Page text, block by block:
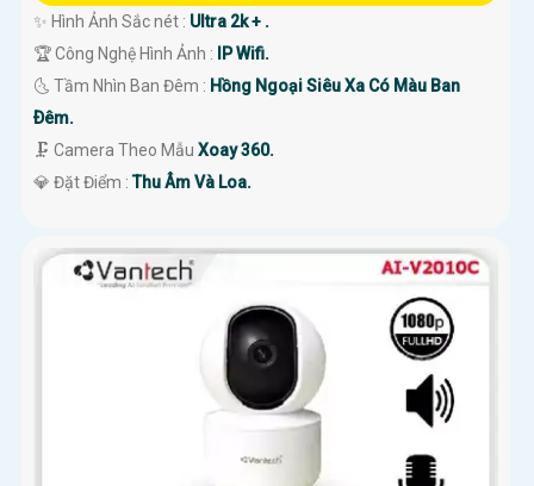
✨ Hình Ảnh Sắc nét : Ultra 2k + .
🏆 Công Nghệ Hình Ảnh : IP Wifi.
🌜 Tầm Nhìn Ban Đêm : Hồng Ngoại Siêu Xa Có Màu Ban
Ðêm.
🗜️ Camera Theo Mẫu Xoay 360.
️💎 Đặt Điểm :Thu Âm Và Loa.